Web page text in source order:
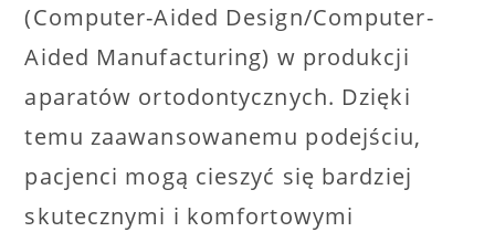
(Computer-Aided Design/Computer-
Aided Manufacturing) w produkcji
aparatów ortodontycznych. Dzięki
temu zaawansowanemu podejściu,
pacjenci mogą cieszyć się bardziej
skutecznymi i komfortowymi